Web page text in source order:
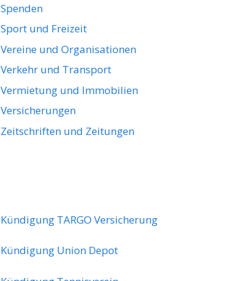
Spenden
Sport und Freizeit
Vereine und Organisationen
Verkehr und Transport
Vermietung und Immobilien
Versicherungen
Zeitschriften und Zeitungen
Kündigung TARGO Versicherung
Kündigung Union Depot